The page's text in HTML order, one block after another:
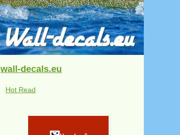
wall-decals.eu
Hot Read